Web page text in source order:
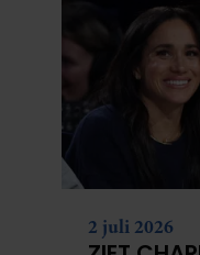
2 juli 2026